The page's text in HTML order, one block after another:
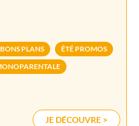
BONS PLANS
ÉTÉ PROMOS
JE DÉCOUVRE >